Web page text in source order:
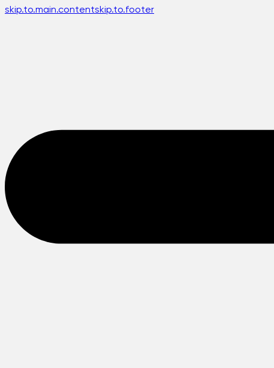
skip.to.main.contentskip.to.footer